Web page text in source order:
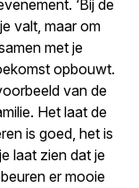
‘Bij de
valt, maar om
met je
opbouwt.
van de
Het laat de
is goed, het is
laat zien dat je
er mooie